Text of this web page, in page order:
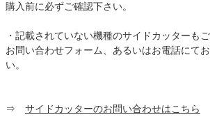
購入前に必ずご確認下さい。
・記載されていない機種のサイドカッターも
お問い合わせフォーム、あるいはお電話にて
い。
⇒ サイドカッターのお問い合わせはこちら